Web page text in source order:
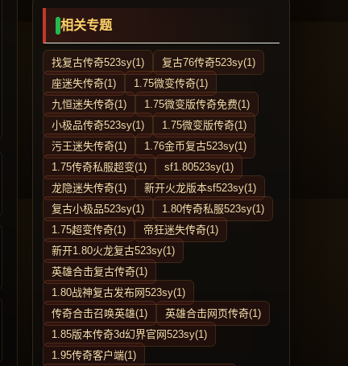
相关专题
找复古传奇523sy(1)
复古76传奇523sy(1)
座迷失传奇(1)
1.75微变传奇(1)
九恒迷失传奇(1)
1.75微变版传奇免费(1)
小极品传奇523sy(1)
1.75微变版传奇(1)
污王迷失传奇(1)
1.76金币复古523sy(1)
1.75传奇私服超变(1)
sf1.80523sy(1)
龙隐迷失传奇(1)
新开火龙版本sf523sy(1)
复古小极品523sy(1)
1.80传奇私服523sy(1)
1.75超变传奇(1)
帝狂迷失传奇(1)
新开1.80火龙复古523sy(1)
英雄合击复古传奇(1)
1.80战神复古发布网523sy(1)
传奇合击召唤英雄(1)
英雄合击网页传奇(1)
1.85版本传奇3d幻界官网523sy(1)
1.95传奇客户端(1)